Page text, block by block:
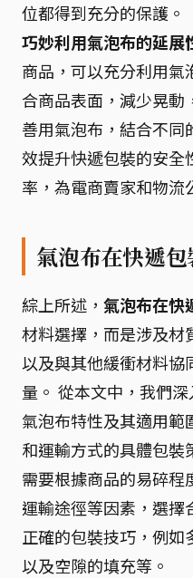
位都得到充分的保護。
巧妙利用氣泡布的延展
商品，可以充分利用
合商品表面，減少晃動
善用氣泡布，結合不同
效提升快遞包裝的安全
率，為電商賣家和物流
氣泡布在快遞
綜上所述， 氣泡布在快
材料選擇，而是涉及材
以及與其他緩衝材料協
量。 從本文中，我們
氣泡布特性及其適用範
和運輸方式的具體包裝
需要根據商品的易碎程
運輸途徑等因素，選擇
正確的包裝技巧，例
以及空隙的填充等。